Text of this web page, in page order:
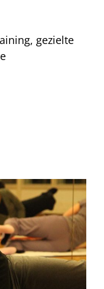
gezielte